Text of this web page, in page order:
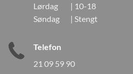
Lørdag | 10-18
Søndag | Stengt
Telefon
21 09 59 90